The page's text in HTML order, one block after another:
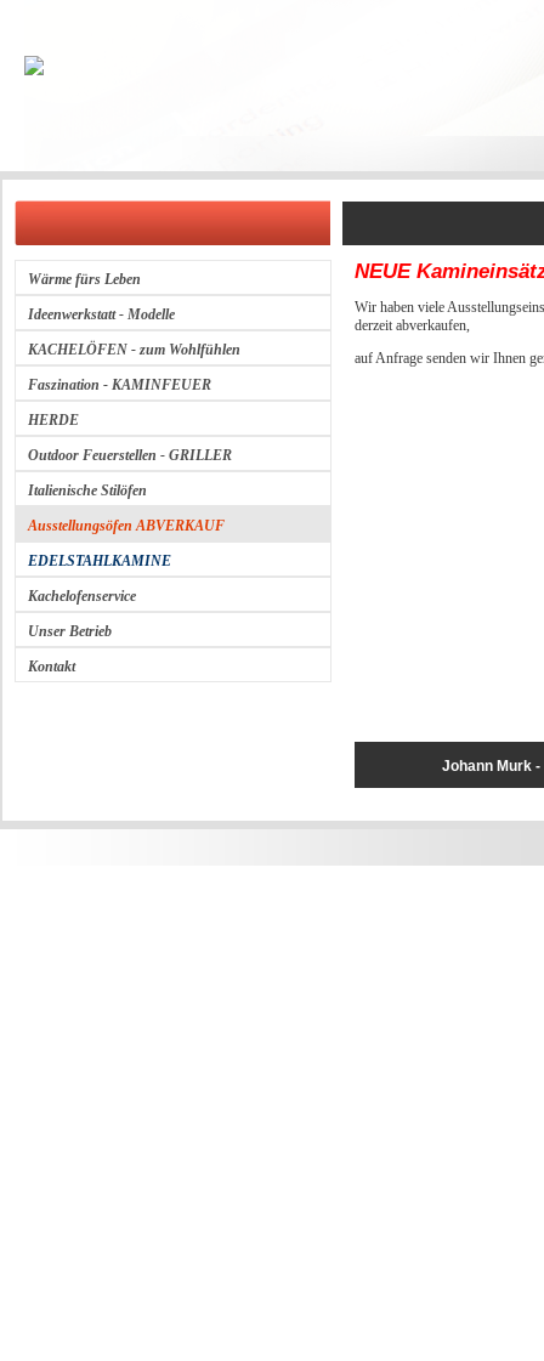
Wärme fürs Leben
Ideenwerkstatt - Modelle
KACHELÖFEN - zum Wohlfühlen
Faszination - KAMINFEUER
HERDE
Outdoor Feuerstellen - GRILLER
Italienische Stilöfen
Ausstellungsöfen ABVERKAUF
EDELSTAHLKAMINE
Kachelofenservice
Unser Betrieb
Kontakt
NEUE
Wir haben viele
derzeit abverkaufen,
auf Anfrage senden wir Ihnen
Johann Murk -